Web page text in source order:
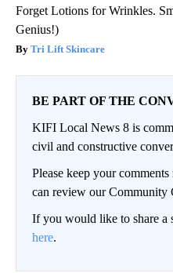
Forget Lotions for Wrinkles.
Genius!)
Tri Lift Skincare
BE PART OF THE
KIFI Local News 8 is
civil and constructive
Please keep your
can review our Community
If you would like to share a
here.